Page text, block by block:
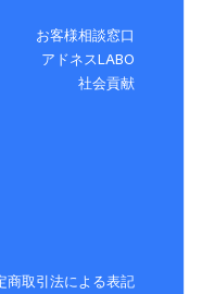
お客様相談窓口
アドネスLABO
社会貢献
商取引法による表記